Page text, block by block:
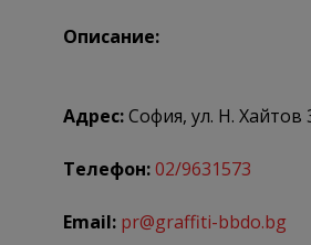
Описание:
Адрес:София, ул. Н. Хайтов
Телефон:02/9631573
Email: pr@graffiti-bbdo.bg